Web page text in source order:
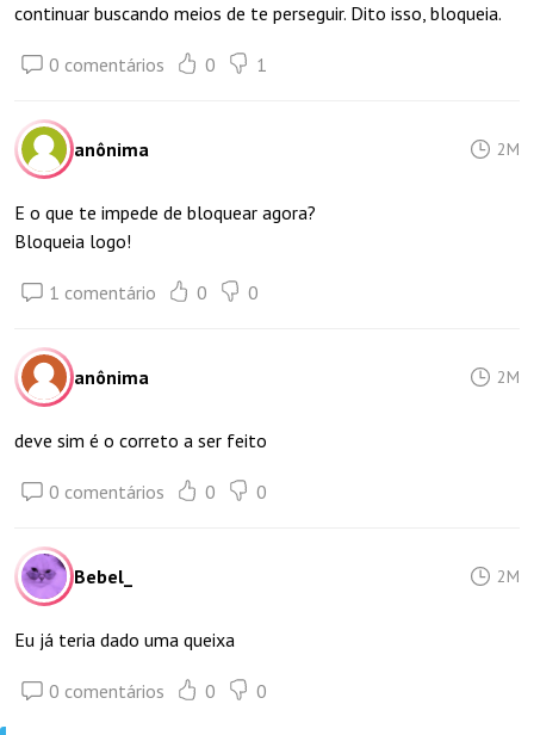
continuar buscando meios de te perseguir. Dito isso, bloqueia.
0 comentários 0 1
anônima 2M
E o que te impede de bloquear agora?
Bloqueia logo!
1 comentário 0 0
anônima 2M
deve sim é o correto a ser feito
0 comentários 0 0
Bebel_ 2M
Eu já teria dado uma queixa
0 comentários 0 0